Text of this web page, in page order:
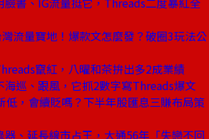
流量寶地！爆款文怎麼發？破圈3玩法公
竄紅，八曜和茶拚出多2成業績
海巡、跟風，它抓2數字寫Threads爆文
低，會續貶嗎？下半年股匯息三賺布局策
器、延長線市占王，大通56年「失戀不回